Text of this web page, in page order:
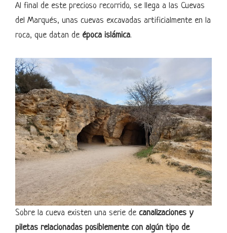
Al final de este precioso recorrido, se llega a las Cuevas
del Marqués, unas cuevas excavadas artificialmente en la
roca, que datan de época islámica.
Sobre la cueva existen una serie decanalizaciones y
piletas relacionadas posiblemente con algún tipo de